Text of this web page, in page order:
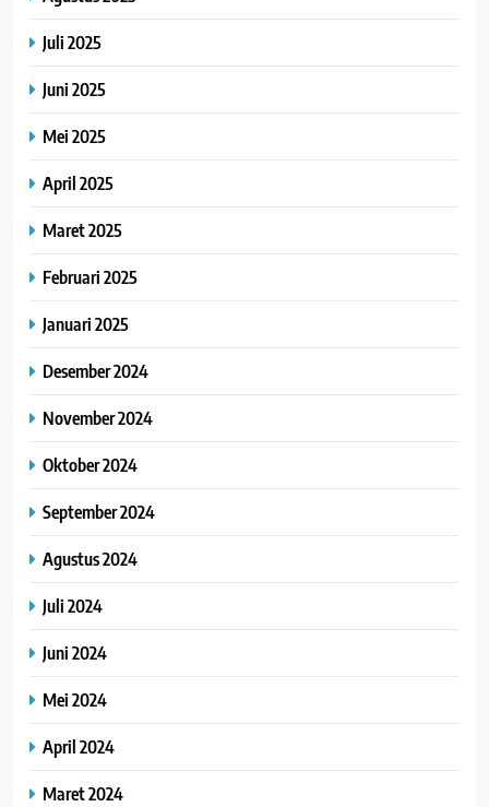
Juli 2025
Juni 2025
Mei 2025
April 2025
Maret 2025
Februari 2025
Januari 2025
Desember 2024
November 2024
Oktober 2024
September 2024
Agustus 2024
Juli 2024
Juni 2024
Mei 2024
April 2024
Maret 2024